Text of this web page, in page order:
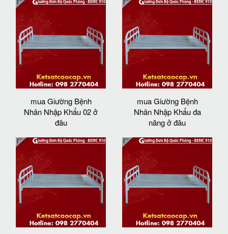
mua Giường Bệnh
Nhân Nhập Khẩu 02 ở
đâu
mua Giường Bệnh
Nhân Nhập Khẩu đa
năng ở đâu